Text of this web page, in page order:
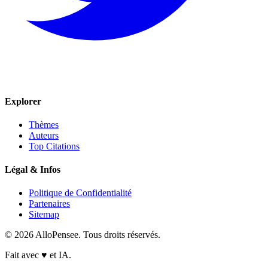
Explorer
Thèmes
Auteurs
Top Citations
Légal & Infos
Politique de Confidentialité
Partenaires
Sitemap
© 2026 AlloPensee. Tous droits réservés.
Fait avec ♥ et IA.